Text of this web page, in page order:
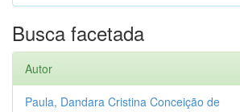
Busca facetada
Autor
Paula, Dandara Cristina Conceição de